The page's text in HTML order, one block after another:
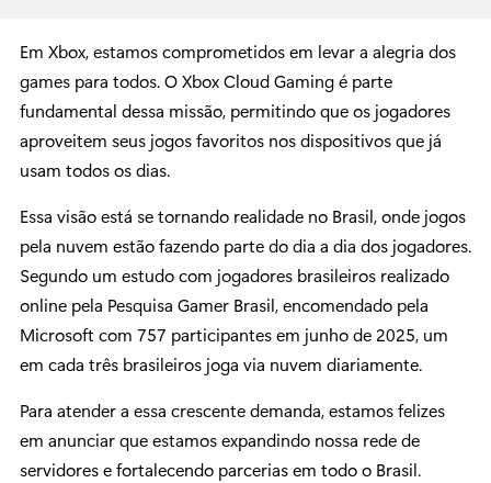
Em Xbox, estamos comprometidos em levar a alegria dos
games para todos. O Xbox Cloud Gaming é parte
fundamental dessa missão, permitindo que os jogadores
aproveitem seus jogos favoritos nos dispositivos que já
usam todos os dias.
Essa visão está se tornando realidade no Brasil, onde jogos
pela nuvem estão fazendo parte do dia a dia dos jogadores.
Segundo um estudo com jogadores brasileiros realizado
online pela Pesquisa Gamer Brasil, encomendado pela
Microsoft com 757 participantes em junho de 2025, um
em cada três brasileiros joga via nuvem diariamente.
Para atender a essa crescente demanda, estamos felizes
em anunciar que estamos expandindo nossa rede de
servidores e fortalecendo parcerias em todo o Brasil.